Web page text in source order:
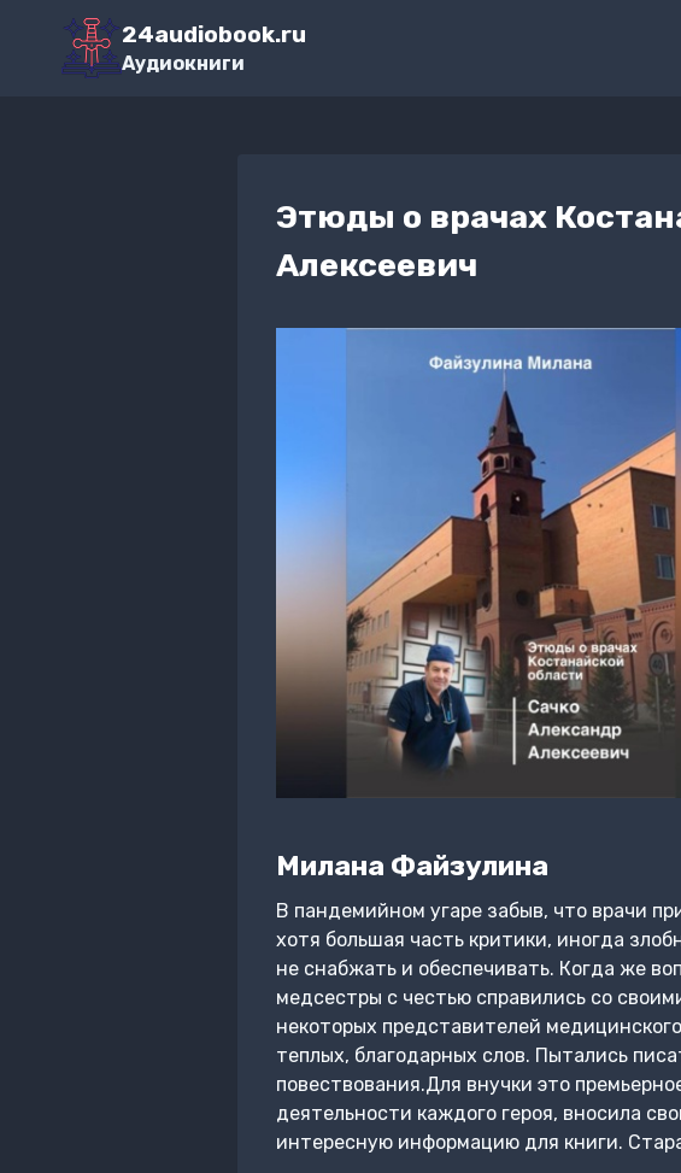
Перейти
содержимому
24audiobook.ru
Аудиокниги
Этюды о врачах
Алексеевич
Милана Файзулина
В пандемийном угаре забыв, что врачи
хотя большая часть критики, иногда
не снабжать и обеспечивать. Когда же
медсестры с честью справились со
некоторых представителей
теплых, благодарных слов. Пытались
повествования.Для внучки это
деятельности каждого героя, вносила
интересную информацию для книги.